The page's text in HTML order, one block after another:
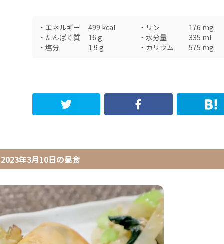
・ エネルギー 499 kcal ・ リン 176 mg
・ たんぱく質 16 g ・ 水分量 335 ml
・ 塩分 1.9 g ・ カリウム 575 mg
2023年3月10日の昼食